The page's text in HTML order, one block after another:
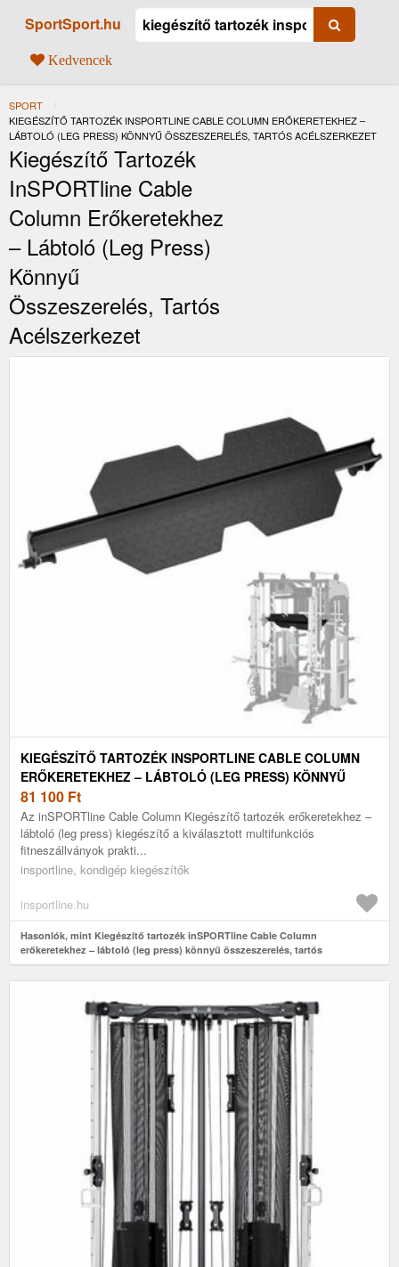
SportSport.hu
Kedvencek
SPORT
JELENLEGI:
KIEGÉSZÍTŐ TARTOZÉK INSPORTLINE CABLE COLUMN ERŐKERETEKHEZ –
LÁBTOLÓ (LEG PRESS) KÖNNYŰ ÖSSZESZERELÉS, TARTÓS ACÉLSZERKEZET
Kiegészítő Tartozék
InSPORTline Cable
Column Erőkeretekhez
– Lábtoló (leg Press)
Könnyű
Összeszerelés, Tartós
Acélszerkezet
KIEGÉSZÍTŐ TARTOZÉK INSPORTLINE CABLE COLUMN
ERŐKERETEKHEZ – LÁBTOLÓ (LEG PRESS) KÖNNYŰ
ÖSSZESZERELÉS, TARTÓS ACÉLSZERKEZET
81 100 Ft
Az inSPORTline Cable Column Kiegészítő tartozék erőkeretekhez –
lábtoló (leg press) kiegészítő a kiválasztott multifunkciós
fitneszállványok prakti...
insportline, kondigép kiegészítők
insportline.hu
Hasonlók, mint Kiegészítő tartozék inSPORTline Cable Column
erőkeretekhez – lábtoló (leg press) könnyű összeszerelés, tartós
acélszerkezet